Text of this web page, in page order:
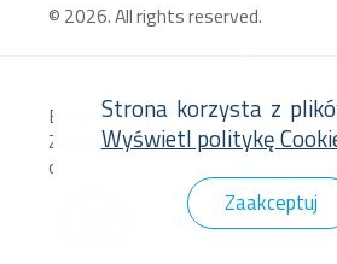
© 2026. All rights reserved.
EURO-PARK
Ząbkowice Sp. z
o.o.
Code
Strona korzysta z
Wyświetl politykę
Zaakceptuj